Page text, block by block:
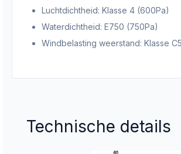
Luchtdichtheid: Klasse 4 (600Pa)
Waterdichtheid: E750 (750Pa)
Windbelasting weerstand: Klasse
Technische details